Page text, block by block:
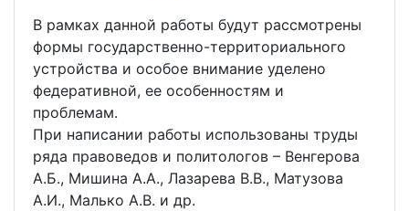
В рамках данной работы будут рассмотрены
формы государственно-территориального
устройства и особое внимание уделено
федеративной, ее особенностям и
проблемам.
При написании работы использованы труды
ряда правоведов и политологов – Венгерова
А.Б., Мишина А.А., Лазарева В.В., Матузова
А.И., Малько А.В. и др.